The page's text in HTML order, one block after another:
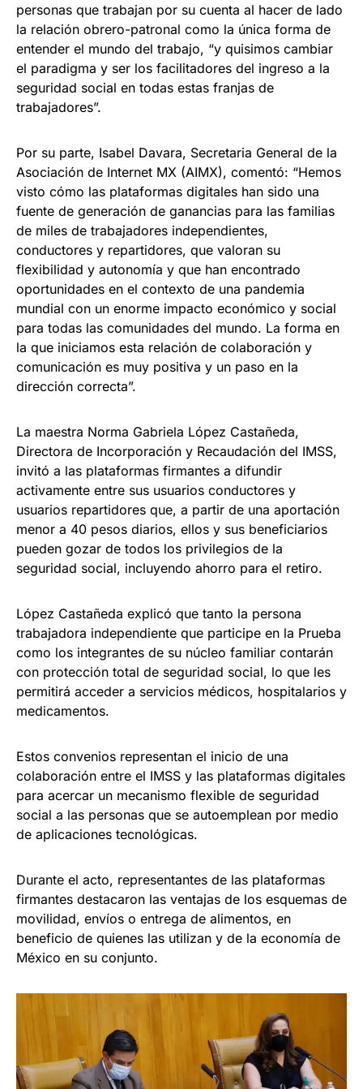
personas que trabajan por su cuenta al hacer de lado
la relación obrero-patronal como la única forma de
entender el mundo del trabajo, “y quisimos cambiar
el paradigma y ser los facilitadores del ingreso a la
seguridad social en todas estas franjas de
trabajadores”.
Por su parte, Isabel Davara, Secretaria General de la
Asociación de Internet MX (AIMX), comentó: “Hemos
visto cómo las plataformas digitales han sido una
fuente de generación de ganancias para las familias
de miles de trabajadores independientes,
conductores y repartidores, que valoran su
flexibilidad y autonomía y que han encontrado
oportunidades en el contexto de una pandemia
mundial con un enorme impacto económico y social
para todas las comunidades del mundo. La forma en
la que iniciamos esta relación de colaboración y
comunicación es muy positiva y un paso en la
dirección correcta”.
La maestra Norma Gabriela López Castañeda,
Directora de Incorporación y Recaudación del IMSS,
invitó a las plataformas firmantes a difundir
activamente entre sus usuarios conductores y
usuarios repartidores que, a partir de una aportación
menor a 40 pesos diarios, ellos y sus beneficiarios
pueden gozar de todos los privilegios de la
seguridad social, incluyendo ahorro para el retiro.
López Castañeda explicó que tanto la persona
trabajadora independiente que participe en la Prueba
como los integrantes de su núcleo familiar contarán
con protección total de seguridad social, lo que les
permitirá acceder a servicios médicos, hospitalarios y
medicamentos.
Estos convenios representan el inicio de una
colaboración entre el IMSS y las plataformas digitales
para acercar un mecanismo flexible de seguridad
social a las personas que se autoemplean por medio
de aplicaciones tecnológicas.
Durante el acto, representantes de las plataformas
firmantes destacaron las ventajas de los esquemas de
movilidad, envíos o entrega de alimentos, en
beneficio de quienes las utilizan y de la economía de
México en su conjunto.